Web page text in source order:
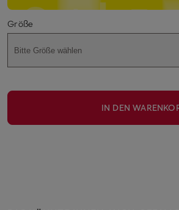
Größe
Bitte Größe wählen
IN DEN